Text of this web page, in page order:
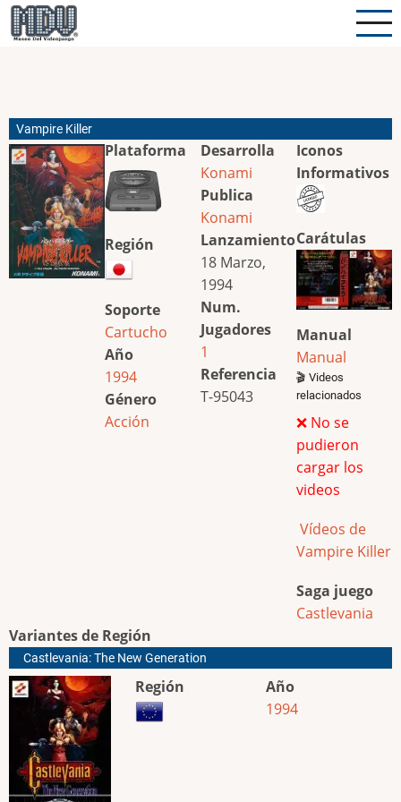
Pasar
al
Vampire Killer
Plataforma
Región
Soporte
Cartucho
Año
1994
Género
Acción
Desarrolla
Konami
Publica
Konami
Lanzamiento
18 Marzo,
1994
Num.
Jugadores
1
Referencia
T-95043
Iconos
Informativos
Carátulas
Manual
Manual
🎬 Videos
relacionados
❌ No se
pudieron
cargar los
videos
Vídeos de
Vampire Killer
Saga juego
Castlevania
Variantes de Región
Castlevania: The New Generation
Región
Año
1994